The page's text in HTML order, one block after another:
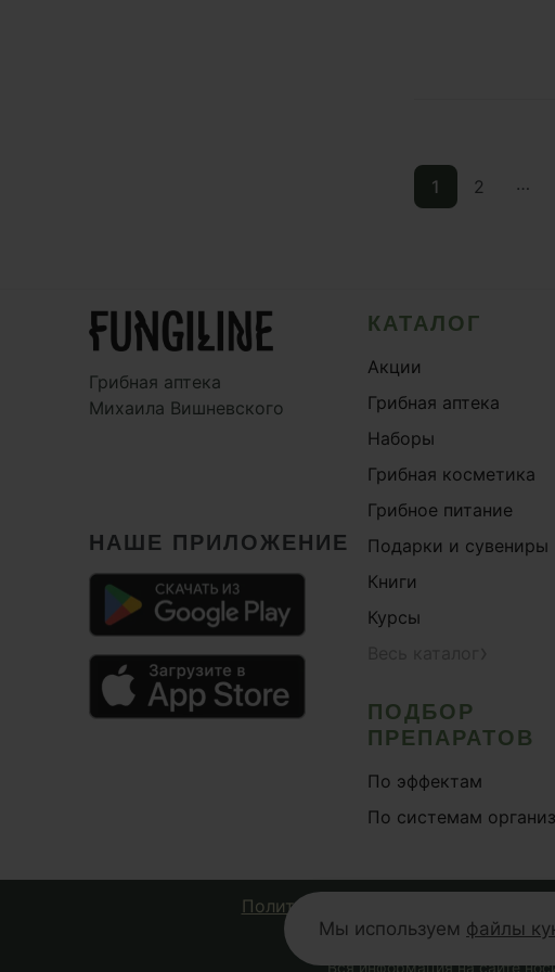
1 2 …
Грибная аптека
Михаила Вишневского
НАШЕ ПРИЛОЖЕНИЕ
КАТАЛОГ
Акции
Грибная аптека
Наборы
Грибная косметика
Грибное питание
Подарки и сувениры
Книги
Курсы
ПОДБОР
ПРЕПАРАТОВ
По эффектам
По системам
Политика конфиденциальности
© 2026 Fungiline —
Вся информация на сайте
Мы используем файлы